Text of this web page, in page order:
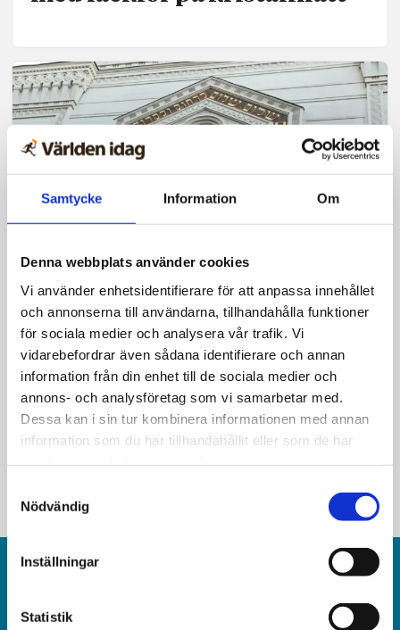
Samtycke Information Om
Denna webbplats använder cookies
Vi använder enhetsidentifierare för att anpassa innehållet
och annonserna till användarna, tillhandahålla funktioner
för sociala medier och analysera vår trafik. Vi
vidarebefordrar även sådana identifierare och annan
information från din enhet till de sociala medier och
annons- och analysföretag som vi samarbetar med.
Dessa kan i sin tur kombinera informationen med annan
information som du har tillhandahållit eller som de har
Nödvändig
Inställningar
Statistik
Nyheter
Nio överlevande från
Förintelsen döda i covid-19 i
Sverige